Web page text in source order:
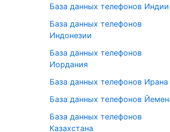
База данных телефонов Индии
База данных телефонов
Индонезии
База данных телефонов
Иордания
База данных телефонов Ирана
База данных телефонов
База данных телефонов
Казахстана